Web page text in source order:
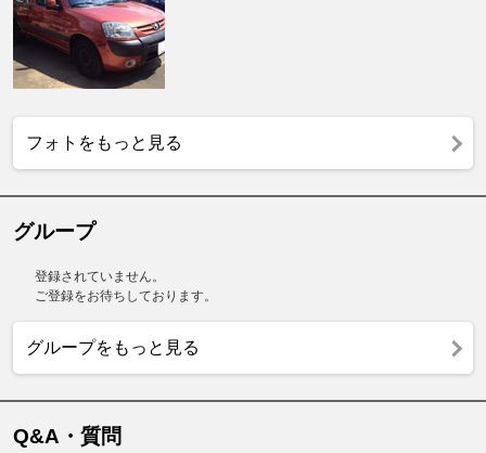
フォトをもっと見る
グループ
登録されていません。
ご登録をお待ちしております。
グループをもっと見る
Q&A・質問